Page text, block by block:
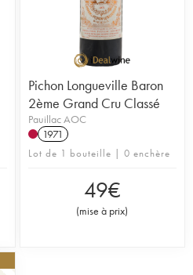
Pichon Longueville Baron
2ème Grand Cru Classé
Pauillac AOC
1971
Lot de 1 bouteille | 0 enchère
49€
(mise à prix)